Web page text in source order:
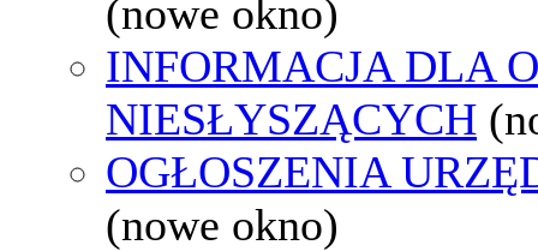
(nowe okno)
INFORMACJA DLA
NIESŁYSZĄCYCH
OGŁOSZENIA
(nowe okno)